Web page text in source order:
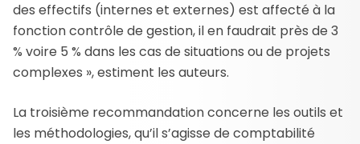
des effectifs (internes et externes) est affecté à la
fonction contrôle de gestion, il en faudrait près de 3
% voire 5 % dans les cas de situations ou de projets
complexes », estiment les auteurs.
La troisième recommandation concerne les outils et
les méthodologies, qu’il s’agisse de comptabilité